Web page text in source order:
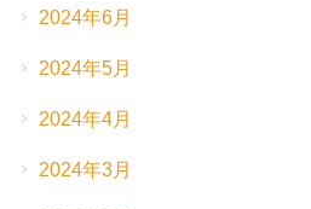
2024年6月
2024年5月
2024年4月
2024年3月